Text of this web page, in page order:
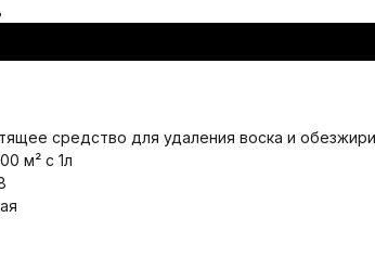
средство для удаления воска и
м² с 1л